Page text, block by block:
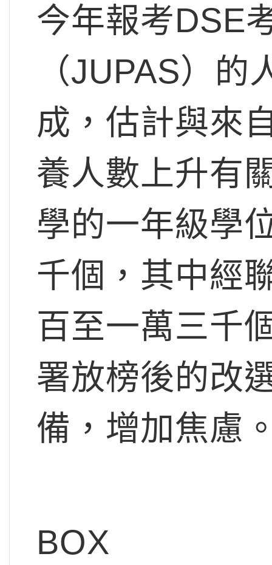
今年報考DSE
（JUPAS）
成，估計與來
養人數上升有
學的一年級學
千個，其中經
百至一萬三千
署放榜後的改
備，增加焦慮
BOX